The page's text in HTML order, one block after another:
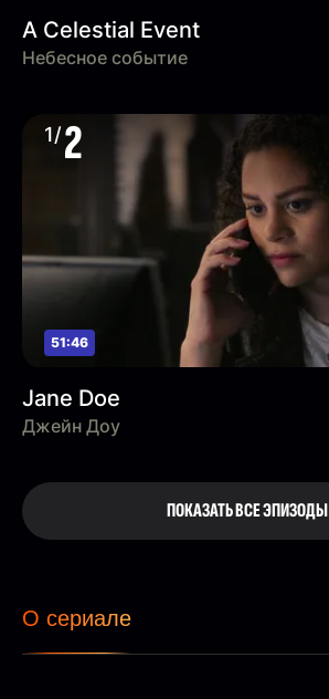
A Celestial Event
Небесное событие
1/2
51:46
Jane Doe
Джейн Доу
ПОКАЗАТЬ ВСЕ ЭПИЗОДЫ
О сериале